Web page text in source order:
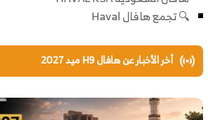
🔍 تجمع هافال Haval
أخر الأخبار عن هافال H9 ميد 2027